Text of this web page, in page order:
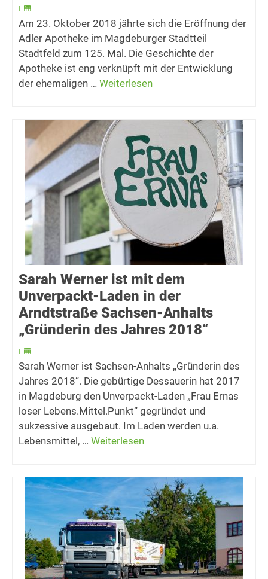
|
Am 23. Oktober 2018 jährte sich die Eröffnung der
Adler Apotheke im Magdeburger Stadtteil
Stadtfeld zum 125. Mal. Die Geschichte der
Apotheke ist eng verknüpft mit der Entwicklung
der ehemaligen … Weiterlesen
Sarah Werner ist mit dem
Unverpackt-Laden in der
Arndtstraße Sachsen-Anhalts
„Gründerin des Jahres 2018“
|
Sarah Werner ist Sachsen-Anhalts „Gründerin des
Jahres 2018“. Die gebürtige Dessauerin hat 2017
in Magdeburg den Unverpackt-Laden „Frau Ernas
loser Lebens.Mittel.Punkt“ gegründet und
sukzessive ausgebaut. Im Laden werden u.a.
Lebensmittel, … Weiterlesen